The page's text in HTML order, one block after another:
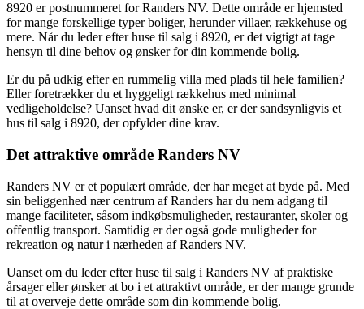
8920 er postnummeret for Randers NV. Dette område er hjemsted
for mange forskellige typer boliger, herunder villaer, rækkehuse og
mere. Når du leder efter huse til salg i 8920, er det vigtigt at tage
hensyn til dine behov og ønsker for din kommende bolig.
Er du på udkig efter en rummelig villa med plads til hele familien?
Eller foretrækker du et hyggeligt rækkehus med minimal
vedligeholdelse? Uanset hvad dit ønske er, er der sandsynligvis et
hus til salg i 8920, der opfylder dine krav.
Det attraktive område Randers NV
Randers NV er et populært område, der har meget at byde på. Med
sin beliggenhed nær centrum af Randers har du nem adgang til
mange faciliteter, såsom indkøbsmuligheder, restauranter, skoler og
offentlig transport. Samtidig er der også gode muligheder for
rekreation og natur i nærheden af Randers NV.
Uanset om du leder efter huse til salg i Randers NV af praktiske
årsager eller ønsker at bo i et attraktivt område, er der mange grunde
til at overveje dette område som din kommende bolig.